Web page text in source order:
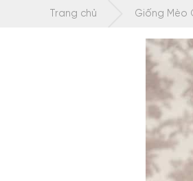
Trang chủ Giống Mèo